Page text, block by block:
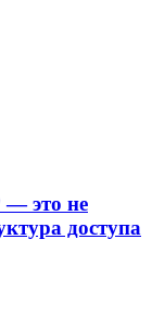
это не
доступа